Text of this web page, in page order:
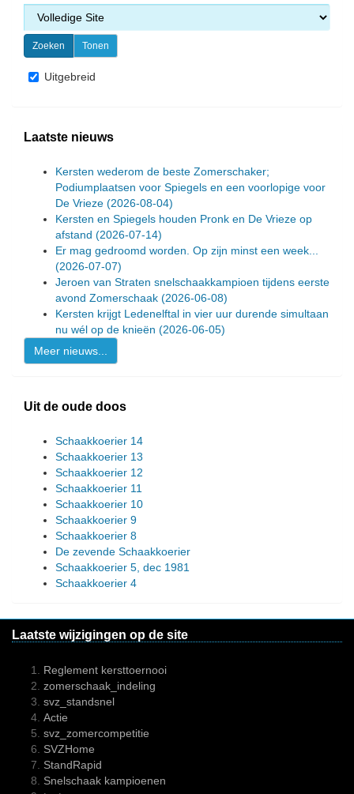
Uitgebreid
Laatste nieuws
Kersten wederom de beste Zomerschaker;
Podiumplaatsen voor Spiegels en een voorlopige voor
De Vrieze (2026-08-04)
Kersten en Spiegels houden Pronk en De Vrieze op
afstand (2026-07-14)
Er mag gedroomd worden. Op zijn minst een week...
(2026-07-07)
Jeroen van Straten snelschaakkampioen tijdens eerste
avond Zomerschaak (2026-06-08)
Kersten krijgt Ledenelftal in vier uur durende simultaan
nu wél op de knieën (2026-06-05)
Meer nieuws...
Uit de oude doos
Schaakkoerier 14
Schaakkoerier 13
Schaakkoerier 12
Schaakkoerier 11
Schaakkoerier 10
Schaakkoerier 9
Schaakkoerier 8
De zevende Schaakkoerier
Schaakkoerier 5, dec 1981
Schaakkoerier 4
Laatste wijzigingen op de site
Reglement kersttoernooi
zomerschaak_indeling
svz_standsnel
Actie
svz_zomercompetitie
SVZHome
StandRapid
Snelschaak kampioenen